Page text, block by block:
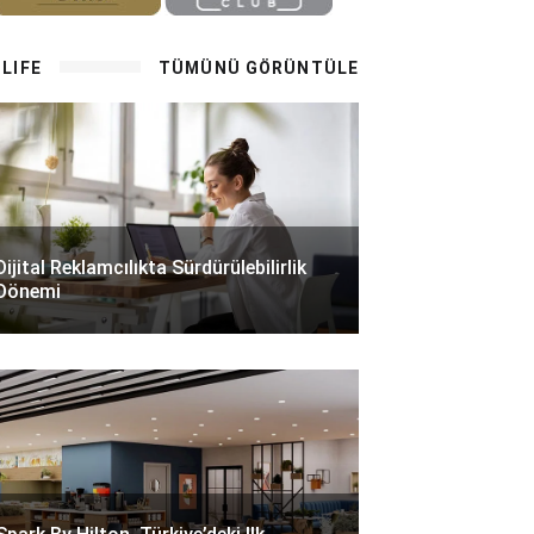
TÜMÜNÜ GÖRÜNTÜLE
Reklamcılıkta Sürdürülebilirlik